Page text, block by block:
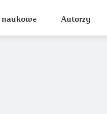
naukowe Autorzy